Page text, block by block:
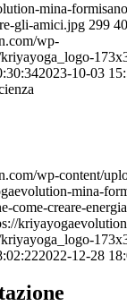
mina-
gli-amici.jpg 299
wp-
2023-10-03
wp-content/
mina-
come-creare-
2022-12-28